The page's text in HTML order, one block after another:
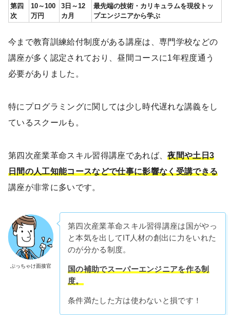
第四
次
10～100
万円
3日～12
カ月
最先端の技術・カリキュラムを現役トッ
プエンジニアから学ぶ
今まで教育訓練給付制度がある講座は、専門学校などの
講座が多く認定されており、昼間コースに1年程度通う
必要がありました。
特にプログラミングに関しては少し時代遅れな講義をし
ているスクールも。
第四次産業革命スキル習得講座であれば、夜間や土日3
日間の人工知能コースなどで仕事に影響なく受講できる
講座が非常に多いです。
ぶっちゃけ面接官
第四次産業革命スキル習得講座は国がやっ
と本気を出してIT人材の創出に力をいれた
のが分かる制度。
国の補助でスーパーエンジニアを作る制
度。
条件満たした方は使わないと損です！